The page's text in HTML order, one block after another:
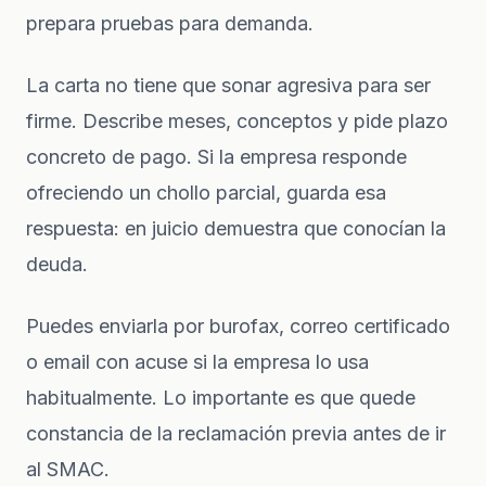
prepara pruebas para demanda.
La carta no tiene que sonar agresiva para ser
firme. Describe meses, conceptos y pide plazo
concreto de pago. Si la empresa responde
ofreciendo un chollo parcial, guarda esa
respuesta: en juicio demuestra que conocían la
deuda.
Puedes enviarla por burofax, correo certificado
o email con acuse si la empresa lo usa
habitualmente. Lo importante es que quede
constancia de la reclamación previa antes de ir
al SMAC.